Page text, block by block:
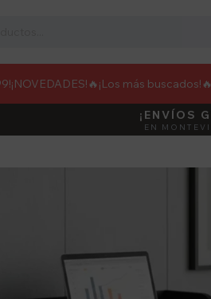
¡NOVEDADES! 🔥¡Los más buscados!🔥
¡ENVÍOS
EN